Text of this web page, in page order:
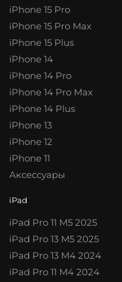
iPhone 15 Pro
iPhone 15 Pro Max
iPhone 15 Plus
iPhone 14
iPhone 14 Pro
iPhone 14 Pro Max
iPhone 14 Plus
iPhone 13
iPhone 12
iPhone 11
Аксессуары
iPad
iPad Pro 11 M5 2025
iPad Pro 13 M5 2025
iPad Pro 13 M4 2024
iPad Pro 11 M4 2024